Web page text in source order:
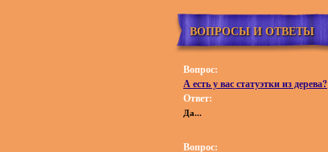
ВОПРОСЫ И ОТВЕТЫ
Вопрос:
А есть у вас статуэтки из дерева?
Ответ:
Да...
Вопрос: